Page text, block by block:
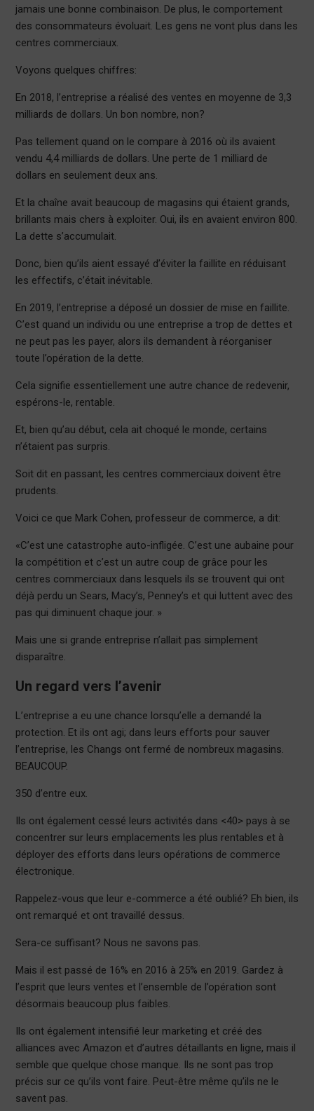
jamais une bonne combinaison. De plus, le comportement
des consommateurs évoluait. Les gens ne vont plus dans les
centres commerciaux.
Voyons quelques chiffres:
En 2018, l’entreprise a réalisé des ventes en moyenne de 3,3
milliards de dollars. Un bon nombre, non?
Pas tellement quand on le compare à 2016 où ils avaient
vendu 4,4 milliards de dollars. Une perte de 1 milliard de
dollars en seulement deux ans.
Et la chaîne avait beaucoup de magasins qui étaient grands,
brillants mais chers à exploiter. Oui, ils en avaient environ 800.
La dette s’accumulait.
Donc, bien qu’ils aient essayé d’éviter la faillite en réduisant
les effectifs, c’était inévitable.
En 2019, l’entreprise a déposé un dossier de mise en faillite.
C’est quand un individu ou une entreprise a trop de dettes et
ne peut pas les payer, alors ils demandent à réorganiser
toute l’opération de la dette.
Cela signifie essentiellement une autre chance de redevenir,
espérons-le, rentable.
Et, bien qu’au début, cela ait choqué le monde, certains
n’étaient pas surpris.
Soit dit en passant, les centres commerciaux doivent être
prudents.
Voici ce que Mark Cohen, professeur de commerce, a dit:
«C’est une catastrophe auto-infligée. C’est une aubaine pour
la compétition et c’est un autre coup de grâce pour les
centres commerciaux dans lesquels ils se trouvent qui ont
déjà perdu un Sears, Macy’s, Penney’s et qui luttent avec des
pas qui diminuent chaque jour. »
Mais une si grande entreprise n’allait pas simplement
disparaître.
Un regard vers l’avenir
L’entreprise a eu une chance lorsqu’elle a demandé la
protection. Et ils ont agi; dans leurs efforts pour sauver
l’entreprise, les Changs ont fermé de nombreux magasins.
BEAUCOUP.
350 d’entre eux.
Ils ont également cessé leurs activités dans <40> pays à se
concentrer sur leurs emplacements les plus rentables et à
déployer des efforts dans leurs opérations de commerce
électronique.
Rappelez-vous que leur e-commerce a été oublié? Eh bien, ils
ont remarqué et ont travaillé dessus.
Sera-ce suffisant? Nous ne savons pas.
Mais il est passé de 16% en 2016 à 25% en 2019. Gardez à
l’esprit que leurs ventes et l’ensemble de l’opération sont
désormais beaucoup plus faibles.
Ils ont également intensifié leur marketing et créé des
alliances avec Amazon et d’autres détaillants en ligne, mais il
semble que quelque chose manque. Ils ne sont pas trop
précis sur ce qu’ils vont faire. Peut-être même qu’ils ne le
savent pas.